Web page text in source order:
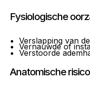
Fysiologische
Verslapping van
Vernauwde of
Verstoorde
Anatomische